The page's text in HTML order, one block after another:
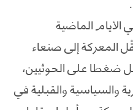
الماضية
المعركة إلى صنعاء
ضغطا على الحوثيين،
والسياسية والقبلية في